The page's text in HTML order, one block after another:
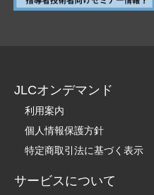
JLCオンデマンド
利用案内
個人情報保護方針
特定商取引法に基づく表示
サービスについて